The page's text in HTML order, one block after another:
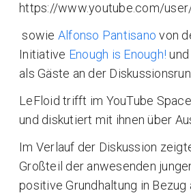
https://www.youtube.com/
sowie Alfonso Pantisano von
Initiative Enough is Enough! und
als Gäste an der
LeFloid trifft im YouTube
und diskutiert mit ihnen über
Im Verlauf der Diskussion
Großteil der anwesenden
positive Grundhaltung in